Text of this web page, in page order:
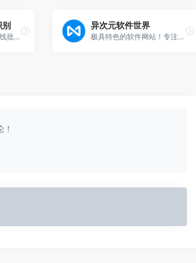
别
易飞文字识别，免费在线批量图片文字识别，支持中文、中文繁体、英语、韩语、日语等多种语言的高效准确识别
异次元软件世界
极具特色的软件网站！专注于推荐优秀软件、APP应用和互联网资源，每篇图文评测都极其用心，并提供大量软件资源下载。